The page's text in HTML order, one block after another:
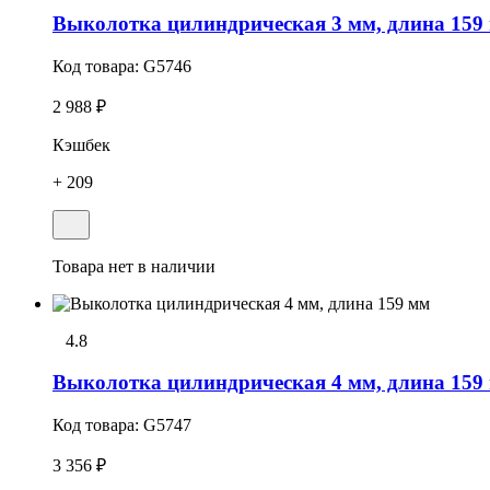
Выколотка цилиндрическая 3 мм, длина
Код товара: G5746
2 988 ₽
Кэшбек
+ 209
Товара нет в наличии
4.8
Выколотка цилиндрическая 4 мм, длина
Код товара: G5747
3 356 ₽